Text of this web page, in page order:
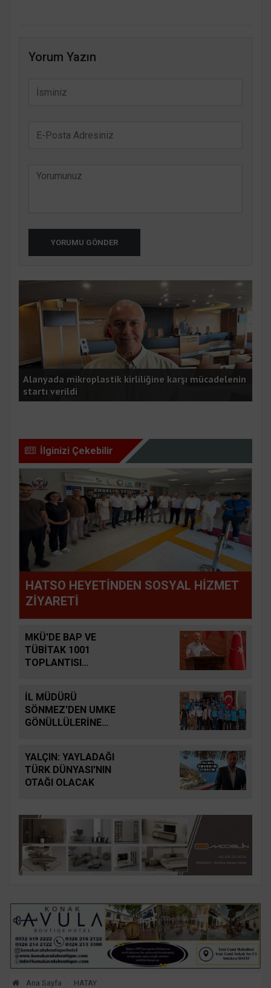
Yorum Yazın
YORUMU GÖNDER
Alanyada mikroplastik kirliliğine karşı mücadelenin
startı verildi
İlginizi Çekebilir
HATSO HEYETİNDEN SOSYAL HİZMET
ZİYARETİ
MKÜ'DE BAP VE
TÜBİTAK 1001
TOPLANTISI
İL MÜDÜRÜ
SÖNMEZ'DEN UMKE
GÖNÜLLÜLERİNE
YALÇIN: YAYLADAĞI
TÜRK DÜNYASI'NIN
OTAĞI OLACAK
Ana Sayfa HATAY